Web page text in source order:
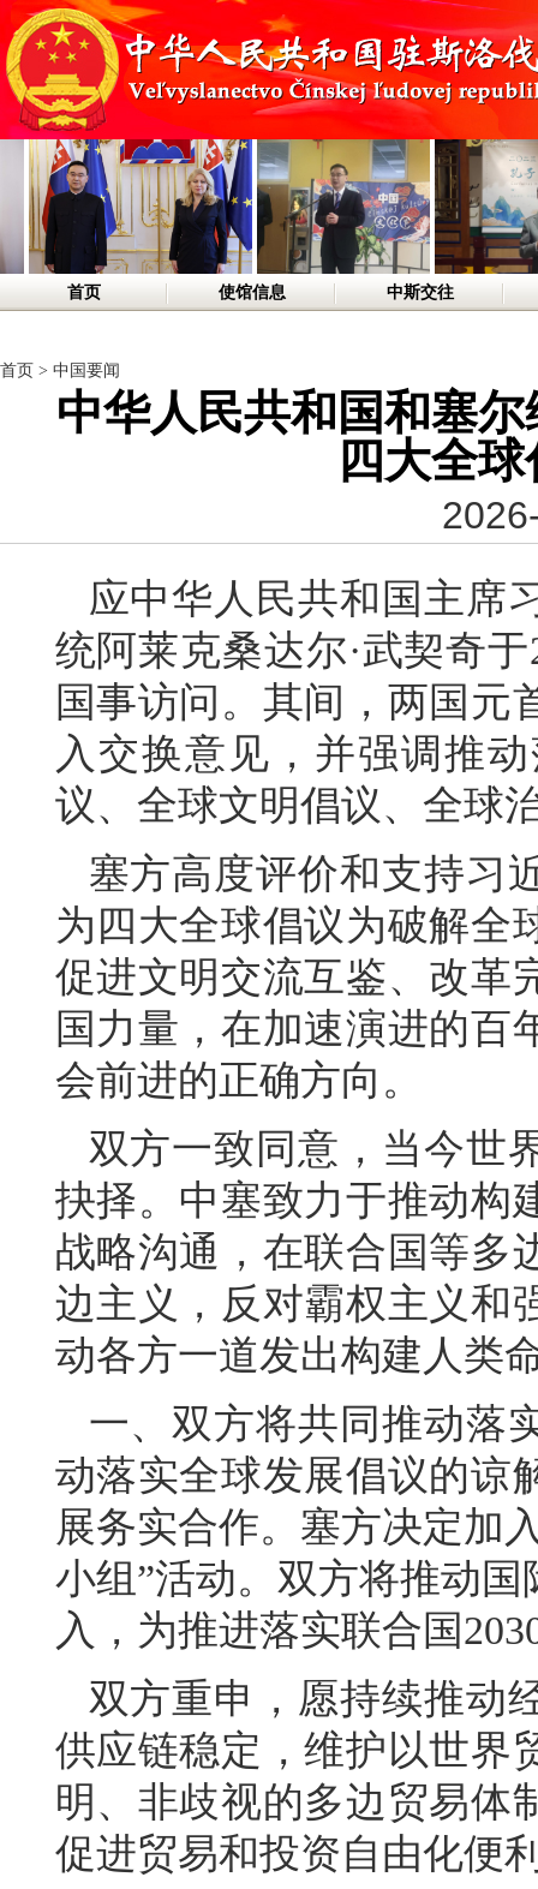
首页 使馆信息 中斯交往
首页 > 中国要闻
中华人民共和国和塞
四大全
应中华人民共和国主席
统阿莱克桑达尔·武契奇
国事访问。其间，两国元
入交换意见，并强调推
议、全球文明倡议、全球
塞方高度评价和支持习
为四大全球倡议为破解全
促进文明交流互鉴、改革
国力量，在加速演进的百
会前进的正确方向。
双方一致同意，当今世
抉择。中塞致力于推动构
战略沟通，在联合国等多
边主义，反对霸权主义和
动各方一道发出构建人类
一、双方将共同推动落
动落实全球发展倡议的谅
展务实合作。塞方决定加
小组”活动。双方将推动
入，为推进落实联合国
双方重申，愿持续推动
供应链稳定，维护以世界
明、非歧视的多边贸易体
促进贸易和投资自由化便